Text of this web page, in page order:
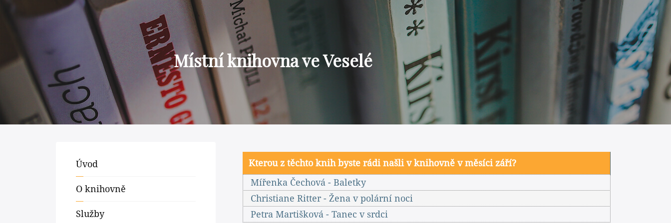
Místní knihovna ve Veselé
Úvod
O knihovně
Služby
Kterou z těchto knih byste rádi našli v knihovně v měsíci září?
Mířenka Čechová - Baletky
Christiane Ritter - Žena v polární noci
Petra Martišková - Tanec v srdci